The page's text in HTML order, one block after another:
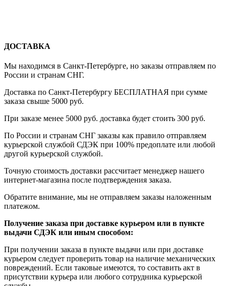
ДОСТАВКА
Мы находимся в Санкт-Петербурге, но заказы отправляем по
России и странам СНГ.
Доставка по Санкт-Петербургу БЕСПЛАТНАЯ при сумме
заказа свыше 5000 руб.
При заказе менее 5000 руб. доставка будет стоить 300 руб.
По России и странам СНГ заказы как правило отправляем
курьерской службой СДЭК при 100% предоплате или любой
другой курьерской службой.
Точную стоимость доставки рассчитает менеджер нашего
интернет-магазина после подтверждения заказа.
Обратите внимание, мы не отправляем заказы наложенным
платежом.
Получение заказа при доставке курьером или в пункте
выдачи СДЭК или иным способом:
При получении заказа в пункте выдачи или при доставке
курьером следует проверить товар на наличие механических
повреждений. Если таковые имеются, то составить акт в
присутствии курьера или любого сотрудника курьерской